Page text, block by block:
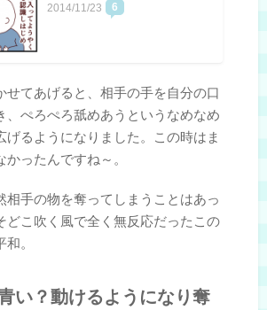
2014/11/23 6
せてあげると、相手の手を自分の口
、ぺろぺろ舐めあうというなめなめ
げるようになりました。この時はま
ったんですね～。
相手の物を奪ってしまうことはあっ
どこ吹く風で全く無反応だったこの
。
い？動けるようになり奪